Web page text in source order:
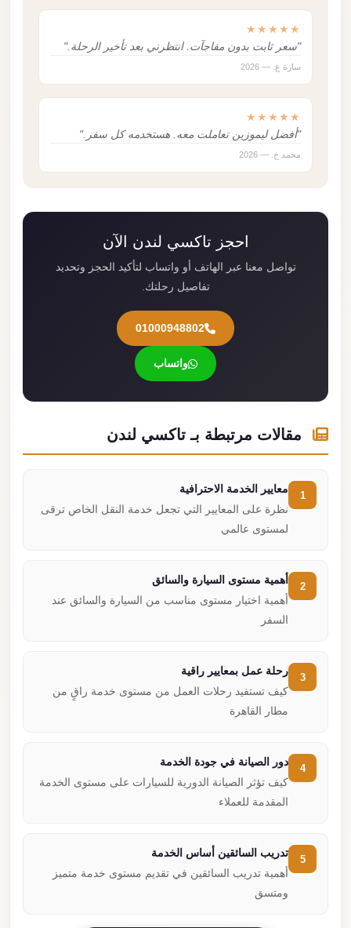
★★★★★
"سعر ثابت بدون مفاجآت. انتظرني بعد تأخير الرحلة."
سارة ع. — 2026
★★★★★
"أفضل ليموزين تعاملت معه. هستخدمه كل سفر."
محمد خ. — 2026
احجز تاكسي لندن الآن
تواصل معنا عبر الهاتف أو واتساب لتأكيد الحجز وتحديد
تفاصيل رحلتك.
01000948802
واتساب
مقالات مرتبطة بـ تاكسي لندن
معايير الخدمة الاحترافية
نظرة على المعايير التي تجعل خدمة النقل الخاص ترقى
لمستوى عالمي
أهمية مستوى السيارة والسائق
أهمية اختيار مستوى مناسب من السيارة والسائق عند
السفر
رحلة عمل بمعايير راقية
كيف تستفيد رحلات العمل من مستوى خدمة راقٍ من
مطار القاهرة
دور الصيانة في جودة الخدمة
كيف تؤثر الصيانة الدورية للسيارات على مستوى الخدمة
المقدمة للعملاء
تدريب السائقين أساس الخدمة
أهمية تدريب السائقين في تقديم مستوى خدمة متميز
ومتسق